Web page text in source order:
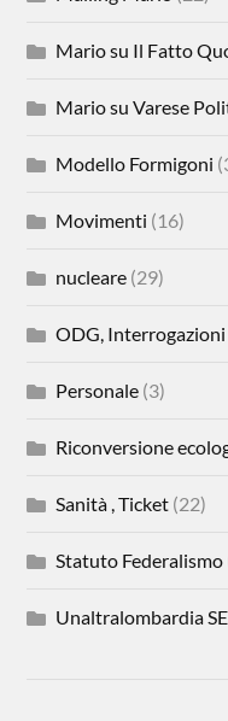
Mario su Il Fatto
Mario su Varese
Modello Formigoni
Movimenti (16)
nucleare (29)
ODG, Interrogazioni
Personale (3)
Riconversione
Sanità , Ticket (22)
Statuto Federalismo
Unaltralombardia SE